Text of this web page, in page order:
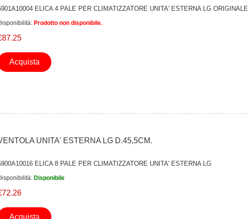
ELICA 4 PALE PER CLIMATIZZATORE UNITA' ESTERNA LG ORIGINALE
Prodotto non disponibile.
Acquista
UNITA' ESTERNA LG D.45,5CM.
ELICA 8 PALE PER CLIMATIZZATORE UNITA' ESTERNA LG
Disponibile
Acquista